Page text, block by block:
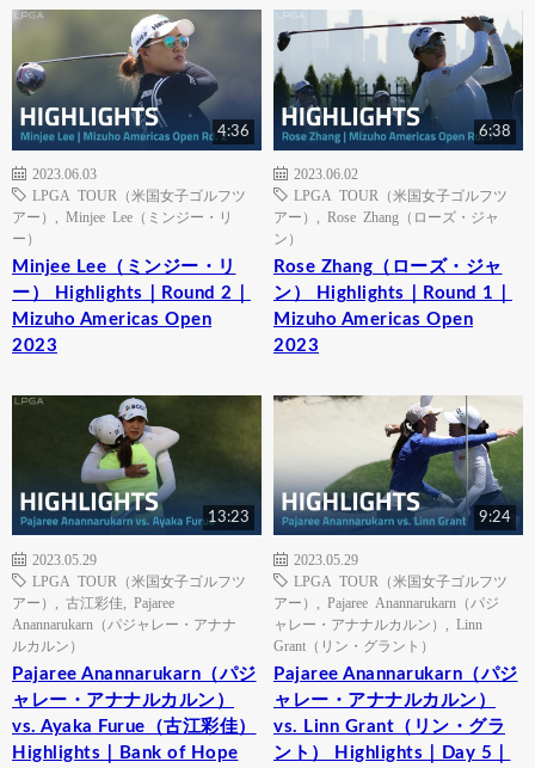
4:36
2023.06.03
LPGA TOUR（米国女子ゴルフツ
アー）
Minjee Lee（ミンジー・リ
ー）
Minjee Lee（ミンジー・リ
ー） Highlights｜Round 2｜
Mizuho Americas Open
2023
6:38
2023.06.02
LPGA TOUR（米国女子ゴルフツ
アー）
Rose Zhang（ローズ・ジャ
ン）
Rose Zhang（ローズ・ジャ
ン） Highlights｜Round 1｜
Mizuho Americas Open
2023
13:23
2023.05.29
LPGA TOUR（米国女子ゴルフツ
アー）
古江彩佳
Pajaree
Anannarukarn（パジャレー・アナナ
ルカルン）
Pajaree Anannarukarn（パジ
ャレー・アナナルカルン）
vs. Ayaka Furue（古江彩佳）
Highlights｜Bank of Hope
9:24
2023.05.29
LPGA TOUR（米国女子ゴルフツ
アー）
Pajaree Anannarukarn（パジ
ャレー・アナナルカルン）
Linn
Grant（リン・グラント）
Pajaree Anannarukarn（パジ
ャレー・アナナルカルン）
vs. Linn Grant（リン・グラ
ント） Highlights｜Day 5｜